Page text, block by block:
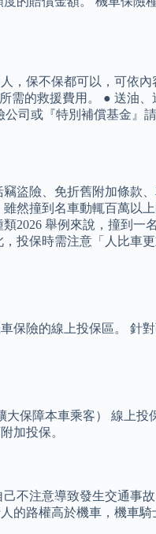
，保不保都可以，可依
需的救援費用。 ● 送油
司或『特別補償基金』
盜險、免折舊附加條款
然撞到名車動輒百萬以
2026 舉例來說，撞到一
投保時需注意「人比車
保險的線上投保區。 針
保障本車乘客） 線上
加投保。
不注意導致發生交通事
的路權高於機車，機車